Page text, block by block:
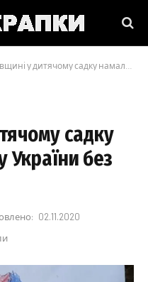
садку намалювали карту України без Криму (ФОТО)
садку
без
02.11.2020